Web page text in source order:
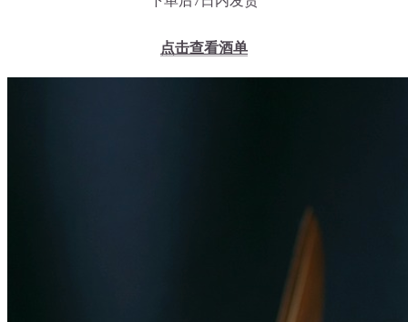
点击查看酒单